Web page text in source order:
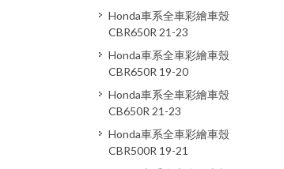
Honda車系全車彩繪車殼
CBR650R 21-23
Honda車系全車彩繪車殼
CBR650R 19-20
Honda車系全車彩繪車殼
CB650R 21-23
Honda車系全車彩繪車殼
CBR500R 19-21